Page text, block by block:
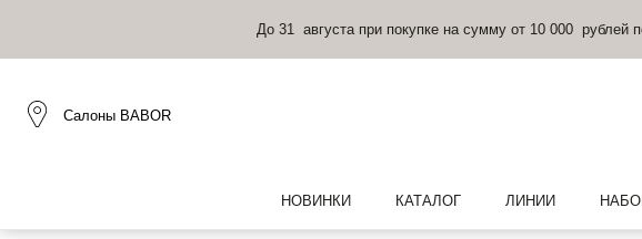
До 31 августа при покупке на сумму от 10 000 рублей
Салоны BABOR
НОВИНКИ КАТАЛОГ ЛИНИИ